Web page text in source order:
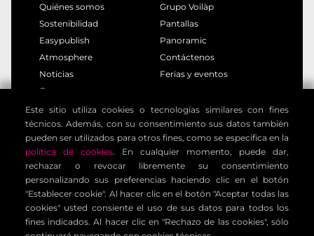
Quiénes somos
Grupo Voilàp
Sostenibilidad
Pantallas
Easypublish
Panoramic
Atmosphere
Contáctenos
Noticias
Ferias y eventos
Careers
polÍtica de privacidad
polÍtica de cookies
notas legales
informaciÓn para clientes
informaciÓn de contacto
condiciones generales
configuraciÓn de cookies
Voilàp Digital S.r.l. - Via Archimede, 10 - 41019 Limidi di
Este sitio utiliza cookies o tecnologías similares con fines
técnicos. Además, con su consentimiento sus datos también
pueden ser utilizados para otros fines, como se especifica en la
política de cookies. En cualquier momento, puede dar,
rechazar o revocar libremente su consentimiento
personalizando sus preferencias haciendo clic en el botón
"Establecer cookie". Al hacer clic en el botón "Aceptar todas las
cookies" usted consiente el uso de sus datos para todos los
fines indicados. Al hacer clic en "Rechazo de las cookies", sólo